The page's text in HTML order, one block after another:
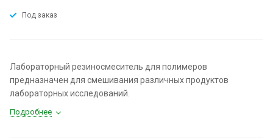
Под заказ
Лабораторный резиносмеситель для полимеров
предназначен для смешивания различных продуктов
лабораторных исследований.
Подробнее